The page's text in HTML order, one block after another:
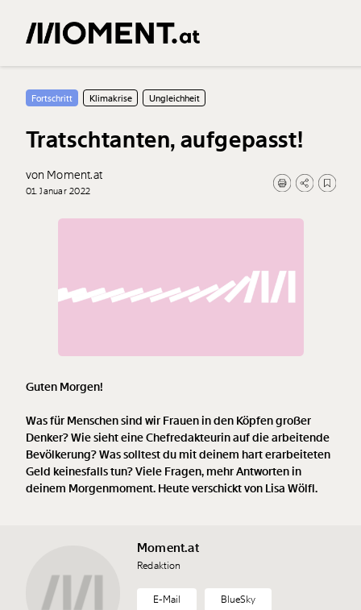
Fortschritt Klimakrise Ungleichheit
Tratschtanten, aufgepasst!
von Moment.at
01. Januar 2022
Guten Morgen!
Was für Menschen sind wir Frauen in den Köpfen großer
Denker? Wie sieht eine Chefredakteurin auf die arbeitende
Bevölkerung? Was solltest du mit deinem hart erarbeiteten
Geld keinesfalls tun? Viele Fragen, mehr Antworten in
deinem Morgenmoment. Heute verschickt von Lisa Wölfl.
Moment.at
Redaktion
E-Mail BlueSky